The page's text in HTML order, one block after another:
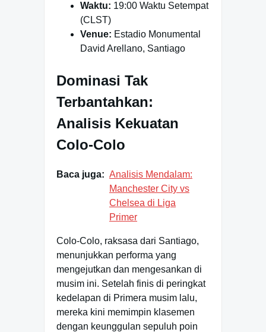
Waktu: 19:00 Waktu Setempat
(CLST)
Venue: Estadio Monumental
David Arellano, Santiago
Dominasi Tak
Terbantahkan:
Analisis Kekuatan
Colo-Colo
Baca juga: Analisis Mendalam:
Manchester City vs
Chelsea di Liga
Primer
Colo-Colo, raksasa dari Santiago,
menunjukkan performa yang
mengejutkan dan mengesankan di
musim ini. Setelah finis di peringkat
kedelapan di Primera musim lalu,
mereka kini memimpin klasemen
dengan keunggulan sepuluh poin